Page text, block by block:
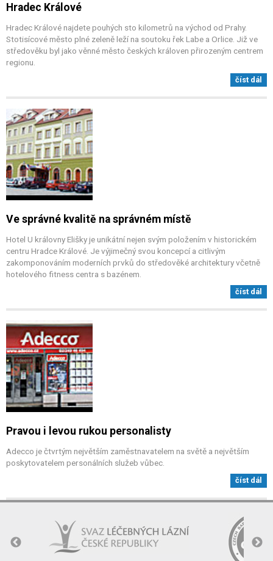
Hradec Králové
Hradec Králové najdete pouhých sto kilometrů na východ od Prahy.
Stotisícové město plné zeleně leží na soutoku řek Labe a Orlice. Již ve
středověku byl jako věnné město českých královen přirozeným centrem
regionu.
číst dál
Ve správné kvalitě na správném místě
Hotel U královny Elišky je unikátní nejen svým položením v historickém
centru Hradce Králové. Je výjimečný svou koncepcí a citlivým
zakomponováním moderních prvků do středověké architektury včetně
hotelového fitness centra s bazénem.
číst dál
Pravou i levou rukou personalisty
Adecco je čtvrtým největším zaměstnavatelem na světě a největším
poskytovatelem personálních služeb vůbec.
číst dál